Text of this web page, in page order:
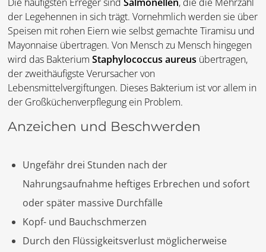
der Legehennen in sich trägt. Vornehmlich werden sie über
Speisen mit rohen Eiern wie selbst gemachte Tiramisu und
Mayonnaise übertragen. Von Mensch zu Mensch hingegen
wird das BakteriumStaphylococcus aureus übertragen,
der zweithäufigste Verursacher von
Lebensmittelvergiftungen. Dieses Bakterium ist vor allem in
der Großküchenverpflegung ein Problem.
Anzeichen und Beschwerden
Ungefähr drei Stunden nach der
Nahrungsaufnahme heftiges Erbrechen und sofort
oder später massive Durchfälle
Kopf- und Bauchschmerzen
Durch den Flüssigkeitsverlust möglicherweise